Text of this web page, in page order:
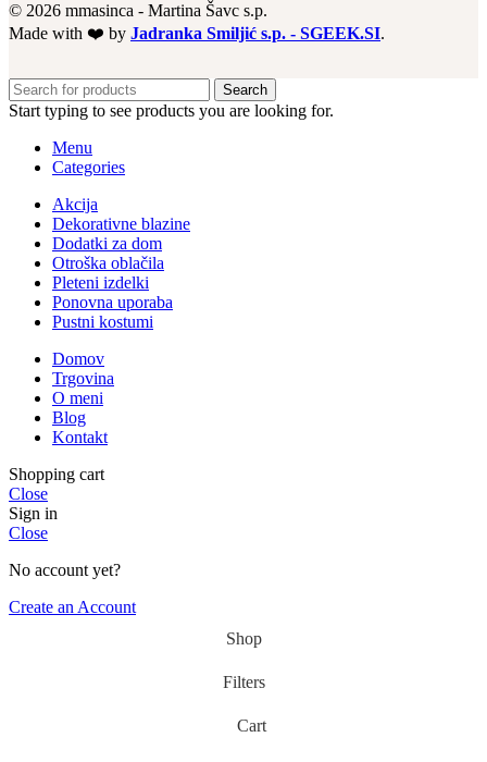
© 2026 mmasinca - Martina Šavc s.p.
Made with ❤️ by Jadranka Smiljić s.p. - SGEEK.SI.
Search
Start typing to see products you are looking for.
Menu
Categories
Akcija
Dekorativne blazine
Dodatki za dom
Otroška oblačila
Pleteni izdelki
Ponovna uporaba
Pustni kostumi
Domov
Trgovina
O meni
Blog
Kontakt
Shopping cart
Close
Sign in
Close
No account yet?
Create an Account
Shop
Filters
Cart